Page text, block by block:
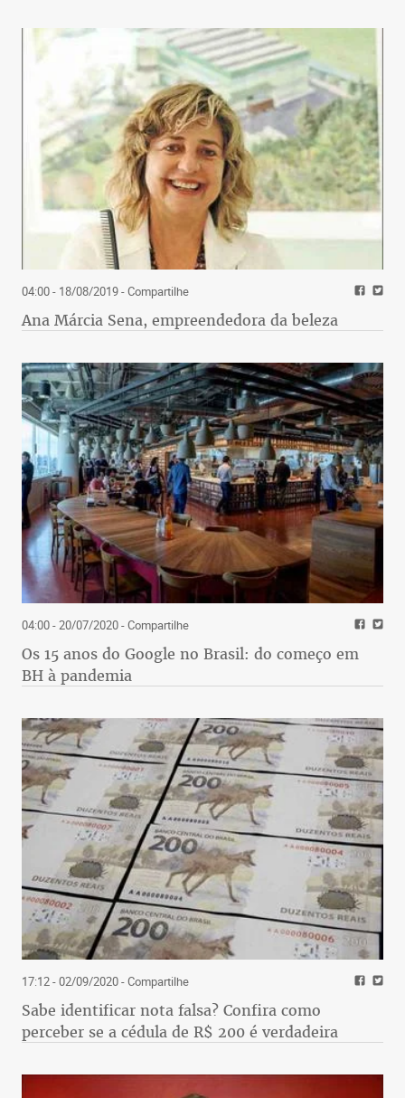
04:00 - 18/08/2019- Compartilhe
Ana Márcia Sena, empreendedora da beleza
04:00 - 20/07/2020- Compartilhe
Os 15 anos do Google no Brasil: do começo em
BH à pandemia
17:12 - 02/09/2020- Compartilhe
Sabe identificar nota falsa? Confira como
perceber se a cédula de R$ 200 é verdadeira